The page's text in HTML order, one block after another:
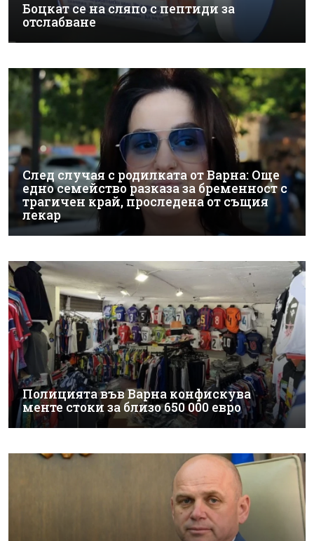
Боцкат се на сляпо с пептиди за
отслабване
След случая с родилката от Варна: Още
едно семейство разказа за бременност с
трагичен край, проследена от същия
лекар
Полицията във Варна конфискува
менте стоки за близо 650 000 евро